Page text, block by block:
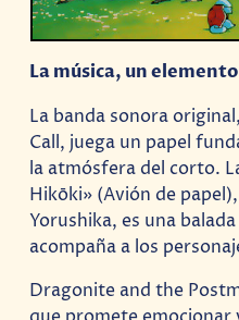
La música, un
La banda sonora
Call, juega un papel
la atmósfera del corto.
Hikōki» (Avión de
Yorushika, es una
acompaña a los
Dragonite and the